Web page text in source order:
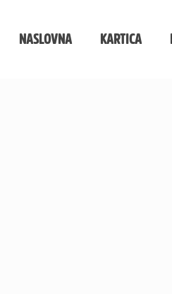
NASLOVNA KARTICA